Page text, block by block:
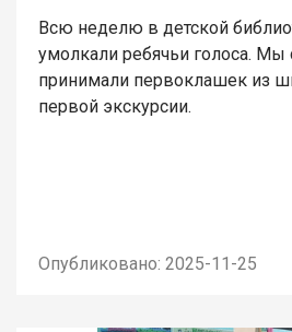
Всю неделю в детской
умолкали ребячьи голоса. Мы
принимали первоклашек из
первой экскурсии.
Опубликовано: 2025-11-25